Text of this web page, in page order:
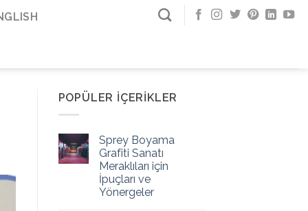
POPÜLER İÇERIKLER
Sprey Boyama
Grafiti Sanatı
Meraklıları için
İpuçları ve
Yönergeler